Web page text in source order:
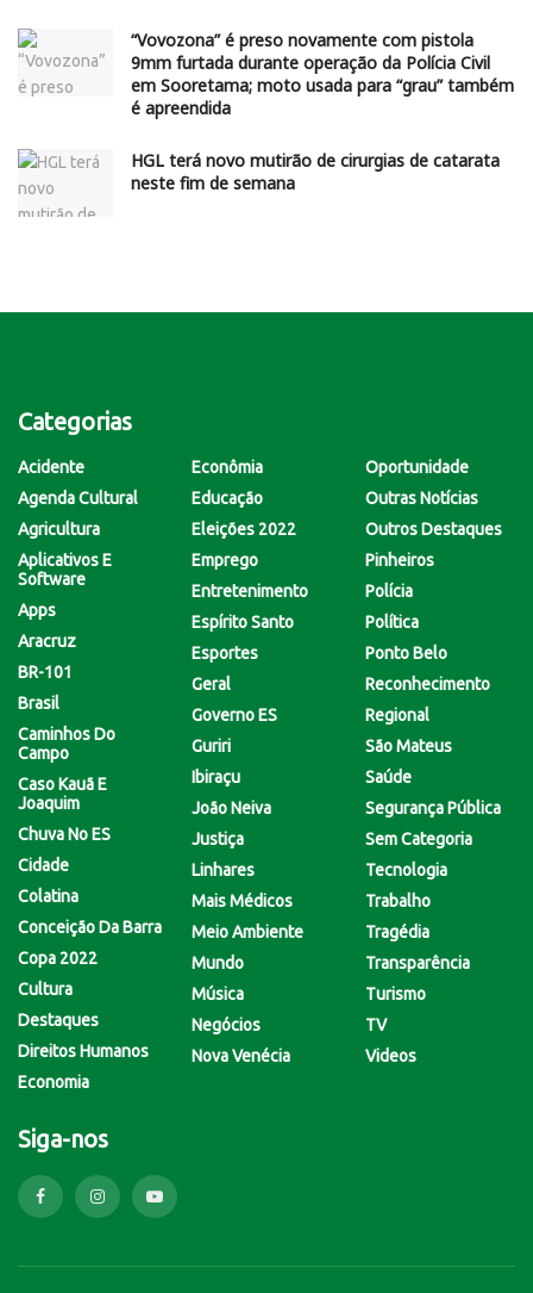
“Vovozona” é preso novamente com pistola
9mm furtada durante operação da Polícia Civil
em Sooretama; moto usada para “grau” também
é apreendida
HGL terá novo mutirão de cirurgias de catarata
neste fim de semana
Categorias
Acidente
Agenda Cultural
Agricultura
Aplicativos E
Software
Apps
Aracruz
BR-101
Brasil
Caminhos Do
Campo
Caso Kauã E
Joaquim
Chuva No ES
Cidade
Colatina
Conceição Da Barra
Copa 2022
Cultura
Destaques
Direitos Humanos
Economia
Econômia
Educação
Eleições 2022
Emprego
Entretenimento
Espírito Santo
Esportes
Geral
Governo ES
Guriri
Ibiraçu
João Neiva
Justiça
Linhares
Mais Médicos
Meio Ambiente
Mundo
Música
Negócios
Nova Venécia
Oportunidade
Outras Notícias
Outros Destaques
Pinheiros
Polícia
Política
Ponto Belo
Reconhecimento
Regional
São Mateus
Saúde
Segurança Pública
Sem Categoria
Tecnologia
Trabalho
Tragédia
Transparência
Turismo
TV
Videos
Siga-nos